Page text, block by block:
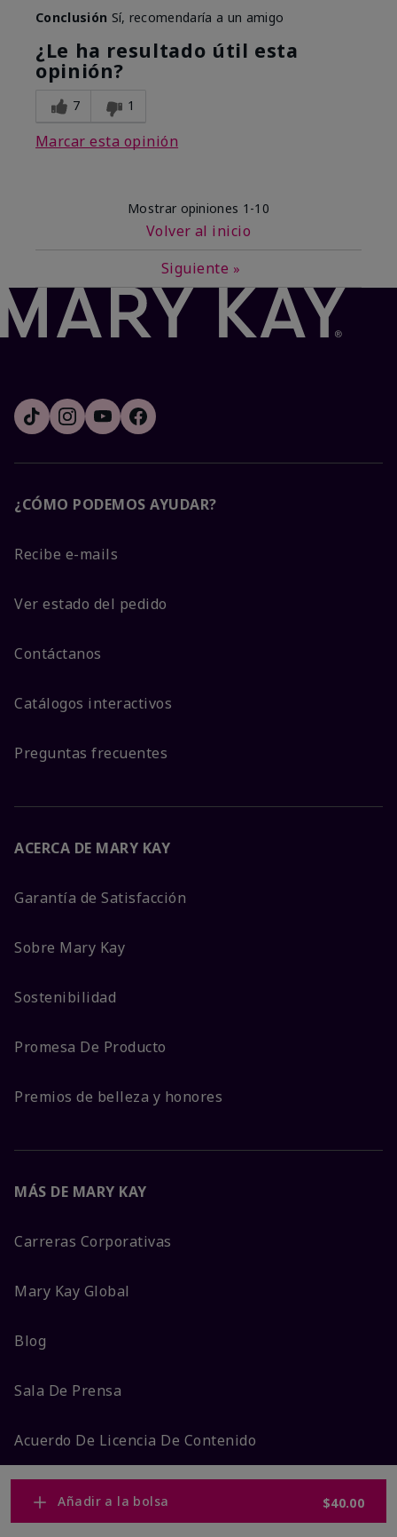
Añadir a la bolsa $40.00
Conclusión Sí, recomendaría a un amigo
¿Le ha resultado útil esta
opinión?
7 1
Marcar esta opinión
Mostrar opiniones 1-10
Volver al inicio
Siguiente »
¿CÓMO PODEMOS AYUDAR?
Recibe e-mails
Ver estado del pedido
Contáctanos
Catálogos interactivos
Preguntas frecuentes
ACERCA DE MARY KAY
Garantía de Satisfacción
Sobre Mary Kay
Sostenibilidad
Promesa De Producto
Premios de belleza y honores
MÁS DE MARY KAY
Carreras Corporativas
Mary Kay Global
Blog
Sala De Prensa
Acuerdo De Licencia De Contenido